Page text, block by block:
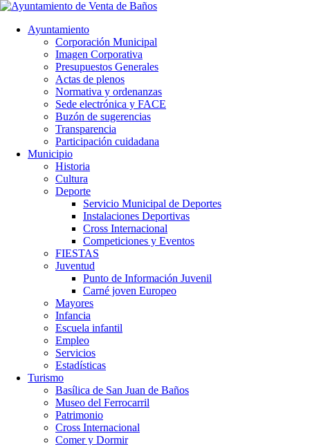
Ayuntamiento
Corporación Municipal
Imagen Corporativa
Presupuestos Generales
Actas de plenos
Normativa y ordenanzas
Sede electrónica y FACE
Buzón de sugerencias
Transparencia
Participación cuidadana
Municipio
Historia
Cultura
Deporte
Servicio Municipal de Deportes
Instalaciones Deportivas
Cross Internacional
Competiciones y Eventos
FIESTAS
Juventud
Punto de Información Juvenil
Carné joven Europeo
Mayores
Infancia
Escuela infantil
Empleo
Servicios
Estadísticas
Turismo
Basílica de San Juan de Baños
Museo del Ferrocarril
Patrimonio
Cross Internacional
Comer y Dormir